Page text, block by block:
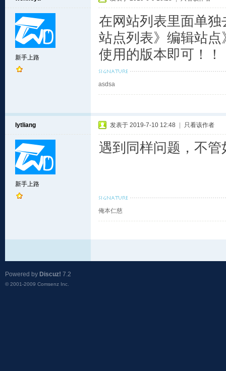
新手上路
在网站列表里面单
站点列表》编辑站
使用的版本即可！！
asdsa
lytliang
新手上路
发表于 2019-7-10 12:48 只看该作者
遇到同样问题，不
俺本仁慈
Powered by Discuz! 7.2
© 2001-2009 Comsenz Inc.